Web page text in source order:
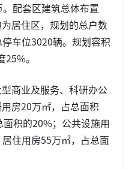
配套区建筑总体布置
居住区，规划的总户数
车位3020辆。规划容积
。
商业及服务、科研办公
房20万㎡，占总面积
积的20%；公共设施用
住用房55万㎡，占总面